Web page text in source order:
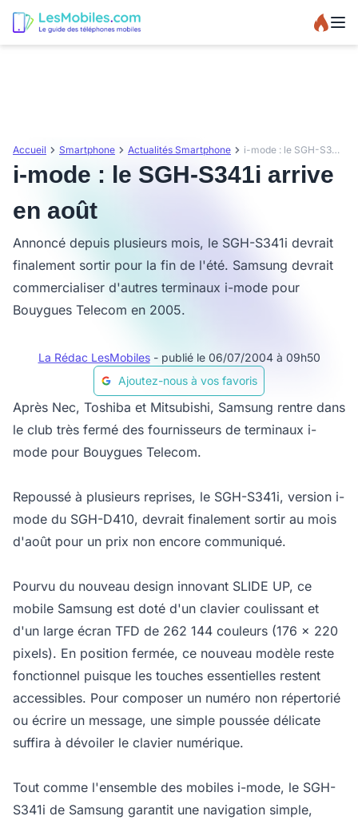
Accueil Smartphone Actualités Smartphone i-mode : le SGH-S341i arrive en août
i-mode : le SGH-S341i arrive
en août
Annoncé depuis plusieurs mois, le SGH-S341i devrait
finalement sortir pour la fin de l'été. Samsung devrait
commercialiser d'autres terminaux i-mode pour
Bouygues Telecom en 2005.
La Rédac LesMobiles - publié le 06/07/2004 à 09h50
Ajoutez-nous à vos favoris
Après Nec, Toshiba et Mitsubishi, Samsung rentre dans
le club très fermé des fournisseurs de terminaux i-
mode pour Bouygues Telecom.
Repoussé à plusieurs reprises, le SGH-S341i, version i-
mode du SGH-D410, devrait finalement sortir au mois
d'août pour un prix non encore communiqué.
Pourvu du nouveau design innovant SLIDE UP, ce
mobile Samsung est doté d'un clavier coulissant et
d'un large écran TFD de 262 144 couleurs (176 x 220
pixels). En position fermée, ce nouveau modèle reste
fonctionnel puisque les touches essentielles restent
accessibles. Pour composer un numéro non répertorié
ou écrire un message, une simple poussée délicate
suffira à dévoiler le clavier numérique.
Tout comme l'ensemble des mobiles i-mode, le SGH-
S341i de Samsung garantit une navigation simple,